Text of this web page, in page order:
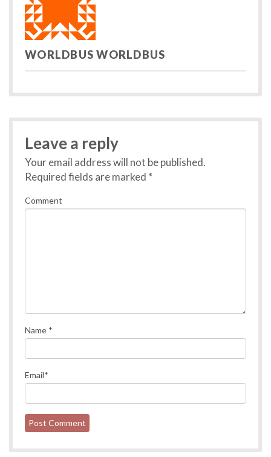
WORLDBUS WORLDBUS
Leave a reply
Your email address will not be published.
Required fields are marked *
Comment
Name *
Email*